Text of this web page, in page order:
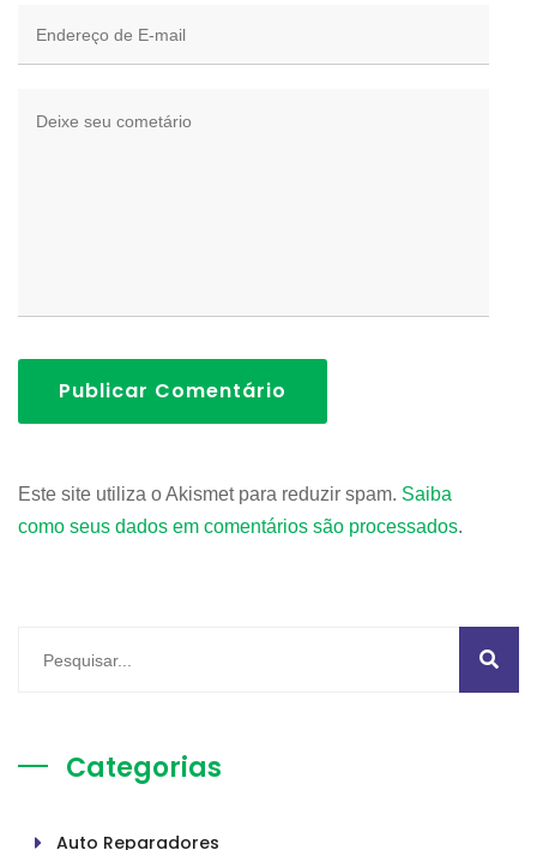
Publicar Comentário
Este site utiliza o Akismet para reduzir spam. Saiba
como seus dados em comentários são processados.
Categorias
Auto Reparadores